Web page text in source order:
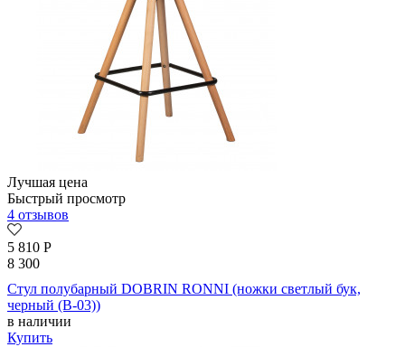
Лучшая цена
Быстрый просмотр
4 отзывов
5 810 Р
8 300
Стул полубарный DOBRIN RONNI (ножки светлый бук,
черный (B-03))
в наличии
Купить